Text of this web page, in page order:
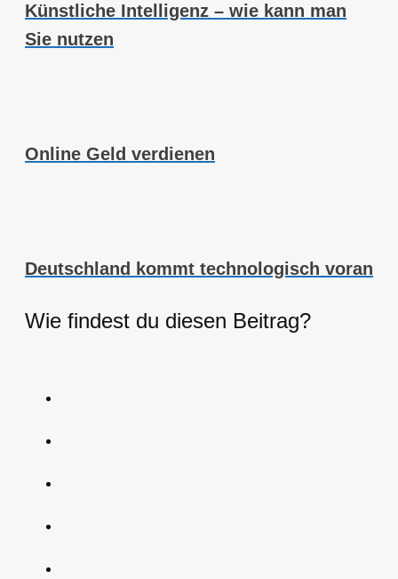
Künstliche Intelligenz – wie kann man
Sie nutzen
Online Geld verdienen
Deutschland kommt technologisch voran
Wie findest du diesen Beitrag?